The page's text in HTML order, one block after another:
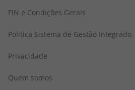
FIN e Condições Gerais
Politica Sistema de Gestão Integrado
Privacidade
Quem somos